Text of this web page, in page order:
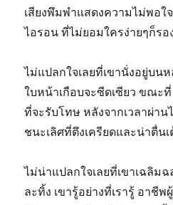
เสียงพึมพำแสดงความไม่พอ
ไอรอน ที่ไม่ยอมใครง่ายๆก็รอ
ไม่แปลกใจเลยที่เขานั่งอยู่บ
ใบหน้าเกือบจะซีดเซียว ขณะ
ที่จะรับโทษ หลังจากเวลาผ่า
ชนะเลิศที่ตึงเครียดและน่าตื่น
ไม่น่าแปลกใจเลยที่เขาเฉลิม
ละทิ้ง เขารู้อย่างที่เรารู้ อาชีพ